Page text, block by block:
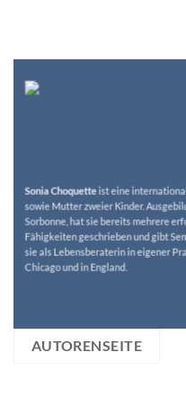
Sonia Choquetteist eine
sowie Mutter zweier Kinder.
Sorbonne, hat sie bereits mehrere
Fähigkeiten geschrieben und gibt
sie als Lebensberaterin in eigener
Chicago und in England.
AUTORENSEITE